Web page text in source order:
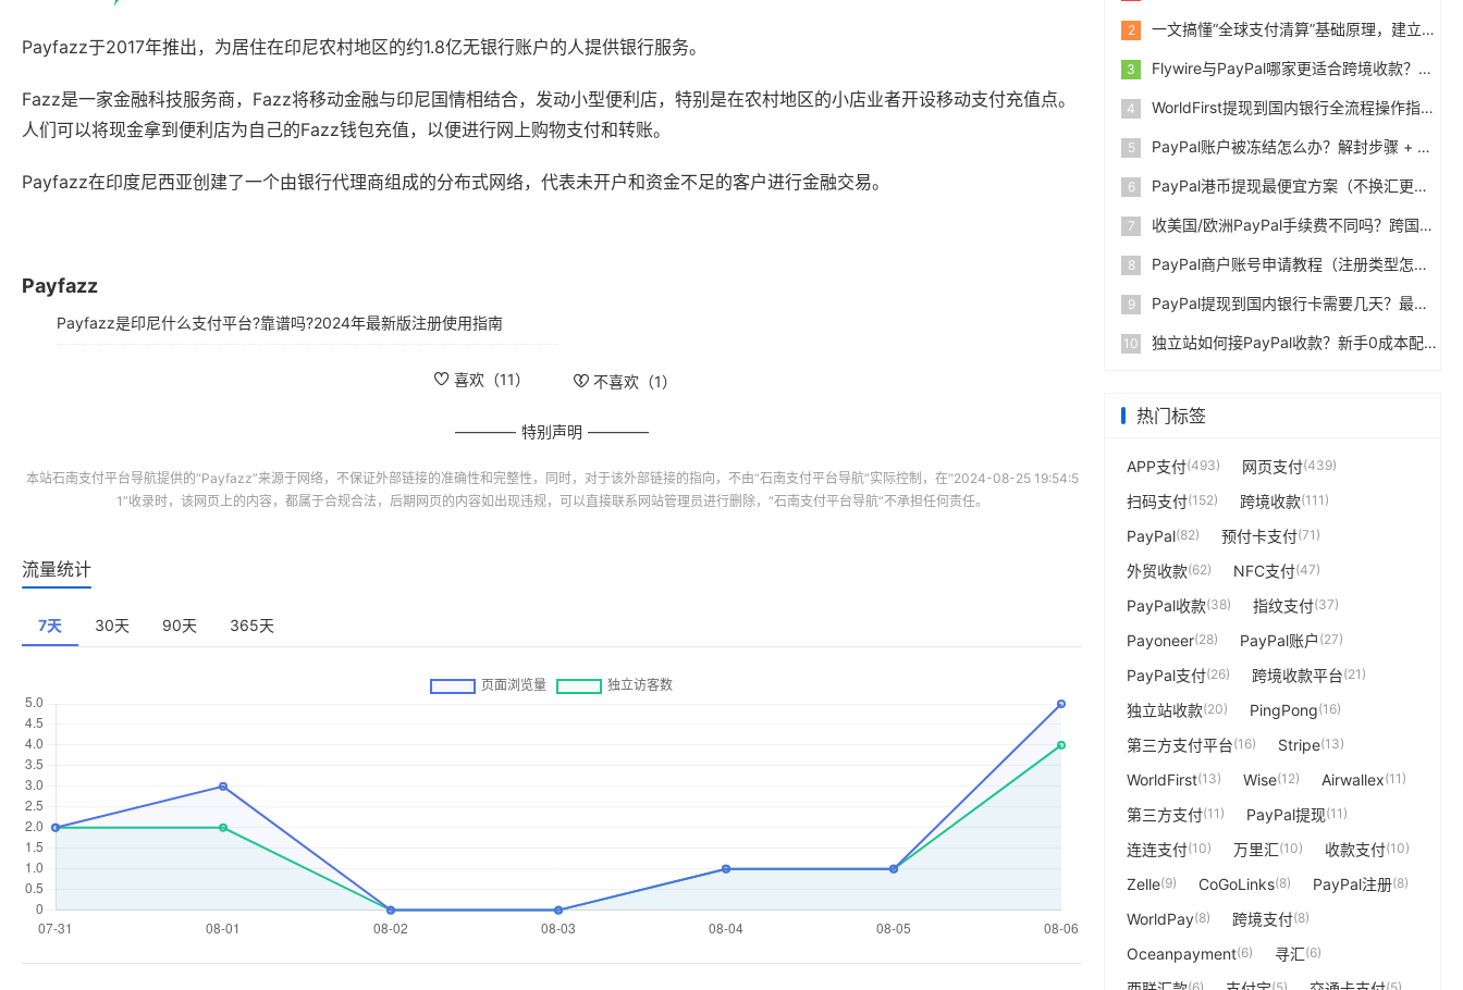
Payfazz于2017年推出，为居住在印尼农村地区的约1.8亿无银行账户的人提供银行服务。
Fazz是一家金融科技服务商，Fazz将移动金融与印尼国情相结合，发动小型便利店，特别是在农村地区的小店业者开设移动支付充值点。
人们可以将现金拿到便利店为自己的Fazz钱包充值，以便进行网上购物支付和转账。
Payfazz在印度尼西亚创建了一个由银行代理商组成的分布式网络，代表未开户和资金不足的客户进行金融交易。
Payfazz
Payfazz是印尼什么支付平台?靠谱吗?2024年最新版注册使用指南
喜欢（11） 不喜欢（1）
特别声明
本站石南支付平台导航提供的“Payfazz”来源于网络，不保证外部链接的准确性和完整性，同时，对于该外部链接的指向，不由“石南支付平台导航”实际控制，在“2024-08-25 19:54:5
1”收录时，该网页上的内容，都属于合规合法，后期网页的内容如出现违规，可以直接联系网站管理员进行删除，“石南支付平台导航”不承担任何责任。
流量统计
7天 30天 90天 365天
2 一文搞懂“全球支付清算”基础原理，建立跨境支付底层认知
3 Flywire与PayPal哪家更适合跨境收款？收费到账体验全面评测
4 WorldFirst提现到国内银行全流程操作指南，卖家必读完整攻略
5 PayPal账户被冻结怎么办？解封步骤 + 防止再次限制指南
6 PayPal港币提现最便宜方案（不换汇更省钱）
7 收美国/欧洲PayPal手续费不同吗？跨国费率表曝光
8 PayPal商户账号申请教程（注册类型怎么选？避坑指南）
9 PayPal提现到国内银行卡需要几天？最便宜的方法公布
10 独立站如何接PayPal收款？新手0成本配置教程
热门标签
APP支付(493) 网页支付(439)
扫码支付(152) 跨境收款(111)
PayPal(82) 预付卡支付(71)
外贸收款(62) NFC支付(47)
PayPal收款(38) 指纹支付(37)
Payoneer(28) PayPal账户 (27)
PayPal支付(26) 跨境收款平台(21)
独立站收款(20) PingPong(16)
第三方支付平台(16) Stripe(13)
WorldFirst(13) Wise(12) Airwallex(11)
第三方支付(11) PayPal提现(11)
连连支付(10) 万里汇(10) 收款支付(10)
Zelle(9) CoGoLinks(8) PayPal注册(8)
WorldPay(8) 跨境支付(8)
Oceanpayment(6) 寻汇(6)